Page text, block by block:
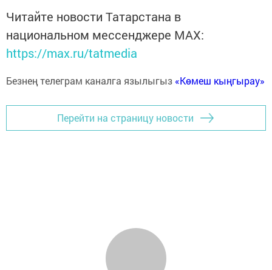
Читайте новости Татарстана в
национальном мессенджере MАХ:
https://max.ru/tatmedia
Безнең телеграм каналга язылыгыз «Көмеш кыңгырау»
Перейти на страницу новости